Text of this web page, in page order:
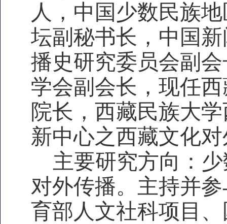
人，中国少数民族
坛副秘书长，中国
播史研究委员会副
学会副会长，现任
院长，西藏民族大
新中心之西藏文化
主要研究方向：
对外传播。主持并
育部人文社科项目